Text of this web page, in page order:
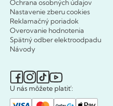
Ochrana osobných údajov
Nastavenie zberu cookies
Reklamačný poriadok
Overovanie hodnotenia
Spätný odber elektroodpadu
Návody
U nás môžete platiť: